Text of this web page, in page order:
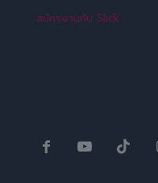
สมัครงานกับ Slick